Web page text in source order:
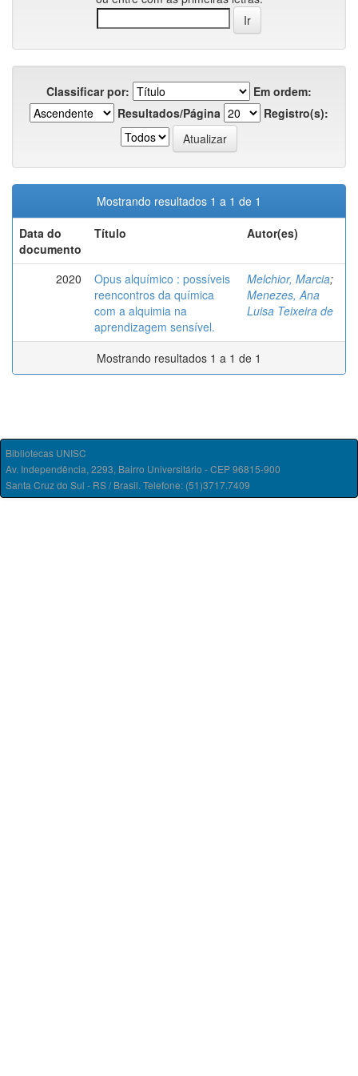
Classificar por:
Em ordem:
Resultados/Página
Registro(s):
Mostrando resultados 1 a 1 de 1
Data do
documento
Título Autor(es)
2020
Opus alquímico : possíveis
reencontros da química
com a alquimia na
aprendizagem sensível.
Melchior, Marcia;
Menezes, Ana
Luisa Teixeira de
Mostrando resultados 1 a 1 de 1
Bibliotecas UNISC
Av. Independência, 2293, Bairro Universitário - CEP 96815-900
Santa Cruz do Sul - RS / Brasil. Telefone: (51)3717.7409